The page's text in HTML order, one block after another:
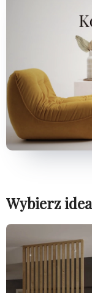
Wybierz